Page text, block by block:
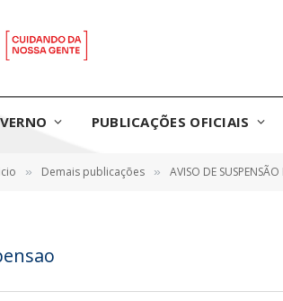
PUBLICAÇÕES OFICIAIS
» Demais publicações » AVISO DE